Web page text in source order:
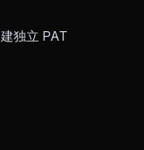
独立 PAT